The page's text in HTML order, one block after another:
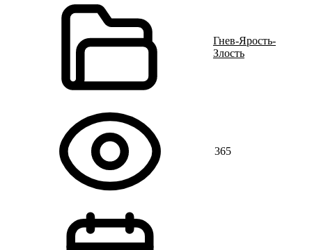
Гнев-Ярость-
Злость
365